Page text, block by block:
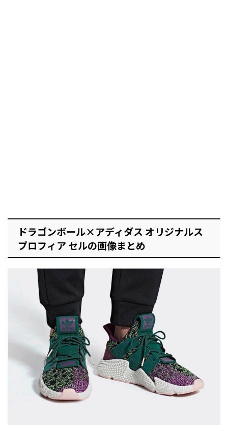
ドラゴンボール×アディダス オリジナルス
プロフィア セルの画像まとめ